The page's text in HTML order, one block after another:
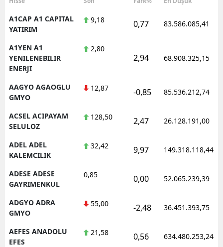
A1CAP A1 CAPITAL
YATIRIM
9,18 0,77 83.586.085,41
A1YEN A1
YENILENEBILIR
ENERJI
2,80
2,94 68.908.325,15
AAGYO AGAOGLU
GMYO
12,87 -0,85 85.536.212,74
ACSEL ACIPAYAM
SELULOZ
128,50 2,47 26.128.191,00
ADEL ADEL
KALEMCILIK
32,42 9,97 149.318.118,44
ADESE ADESE
GAYRIMENKUL
0,85 0,00 52.065.239,39
ADGYO ADRA
GMYO
55,00 -2,48 36.451.393,75
AEFES ANADOLU
EFES
21,58 0,56 634.480.253,24